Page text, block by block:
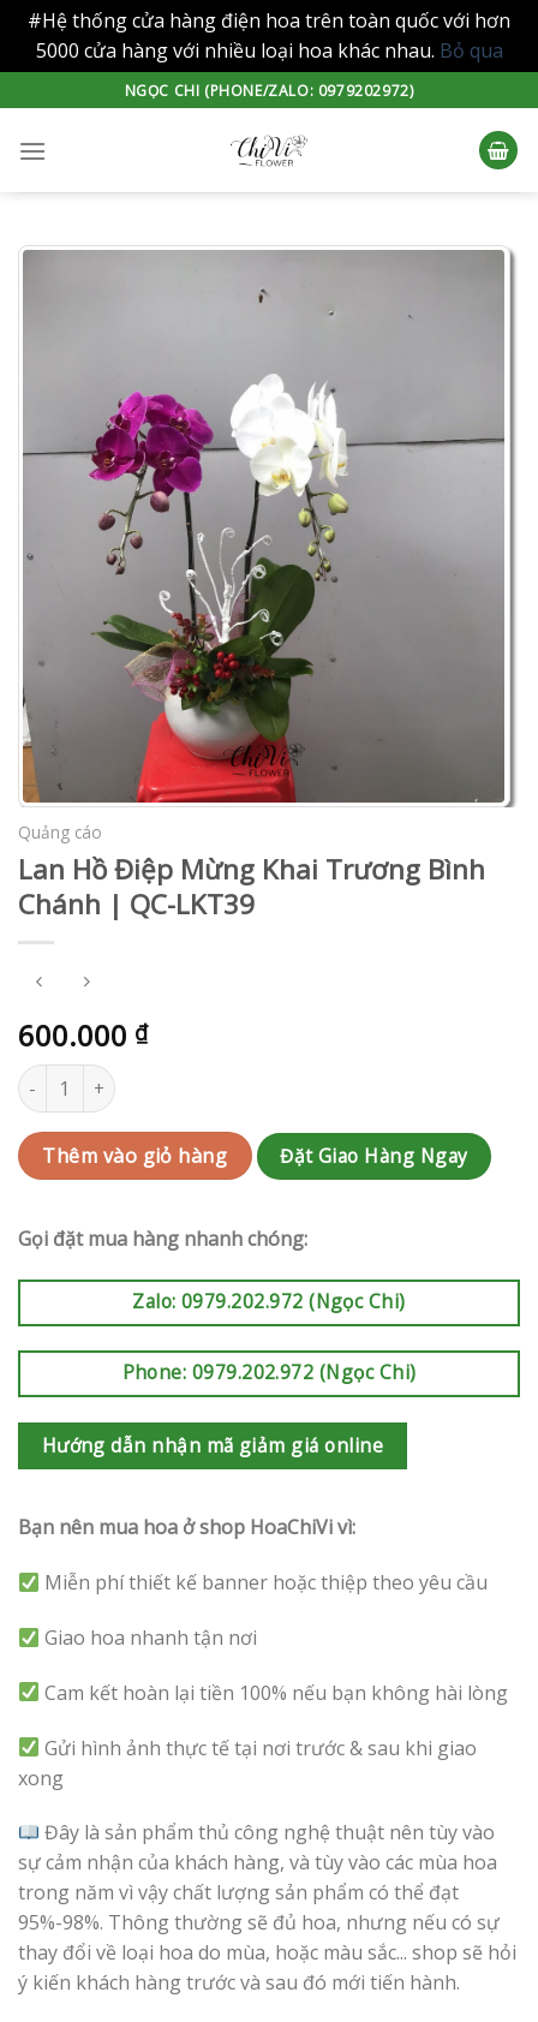
#Hệ thống cửa hàng điện hoa trên toàn quốc với hơn
5000 cửa hàng với nhiều loại hoa khác nhau. Bỏ qua
to
content
NGỌC CHI (PHONE/ZALO: 0979202972)
Quảng cáo
Lan Hồ Điệp Mừng Khai Trương Bình
Chánh | QC-LKT39
600.000 ₫
Lan Hồ Điệp Mừng Khai Trương Bình Chánh | QC-LKT39 số
Thêm vào giỏ hàng Đặt Giao Hàng Ngay
Gọi đặt mua hàng nhanh chóng:
Zalo: 0979.202.972 (Ngọc Chi)
Phone: 0979.202.972 (Ngọc Chi)
Hướng dẫn nhận mã giảm giá online
Bạn nên mua hoa ở shop HoaChiVi vì:
Miễn phí thiết kế banner hoặc thiệp theo yêu cầu
Giao hoa nhanh tận nơi
Cam kết hoàn lại tiền 100% nếu bạn không hài lòng
Gửi hình ảnh thực tế tại nơi trước & sau khi giao
xong
Đây là sản phẩm thủ công nghệ thuật nên tùy vào
sự cảm nhận của khách hàng, và tùy vào các mùa hoa
trong năm vì vậy chất lượng sản phẩm có thể đạt
95%-98%. Thông thường sẽ đủ hoa, nhưng nếu có sự
thay đổi về loại hoa do mùa, hoặc màu sắc... shop sẽ hỏi
ý kiến khách hàng trước và sau đó mới tiến hành.